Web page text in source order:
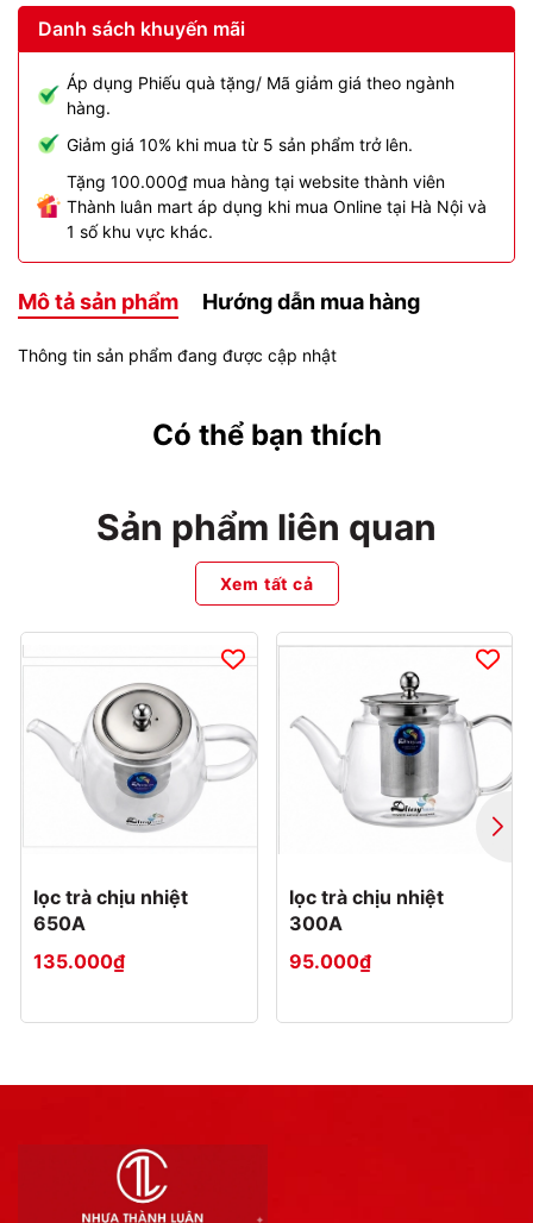
Danh sách khuyến mãi
Áp dụng Phiếu quà tặng/ Mã giảm giá theo ngành
hàng.
Giảm giá 10% khi mua từ 5 sản phẩm trở lên.
Tặng 100.000₫ mua hàng tại website thành viên
Thành luân mart áp dụng khi mua Online tại Hà Nội và
1 số khu vực khác.
Mô tả sản phẩm Hướng dẫn mua hàng
Thông tin sản phẩm đang được cập nhật
Có thể bạn thích
Sản phẩm liên quan
Xem tất cả
lọc trà chịu nhiệt
650A
135.000₫
lọc trà chịu nhiệt
300A
95.000₫